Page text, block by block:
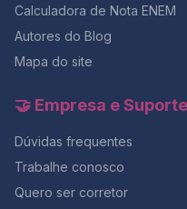
e) I, II, III e IV. Você
mundo da redação e
Calculadora de Nota ENEM
Autores do Blog
Mapa do site
🤝 Empresa e Suporte
Dúvidas frequentes
Trabalhe conosco
Quero ser corretor